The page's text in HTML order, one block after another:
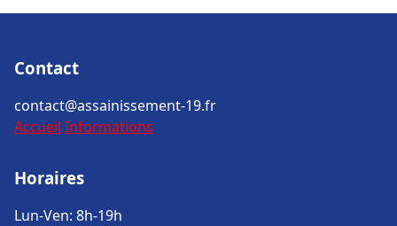
Contact
contact@assainissement-19.fr
Accueil Informations
Horaires
Lun-Ven: 8h-19h